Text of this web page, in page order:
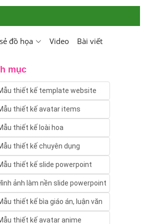
đồ họa Video Bài viết
mục
thiết kế template website
thiết kế avatar items
thiết kế loài hoa
thiết kế chuyên dụng
thiết kế slide powerpoint
ảnh làm nền slide powerpoint
thiết kế bìa giáo án, luận văn
thiết kế avatar anime